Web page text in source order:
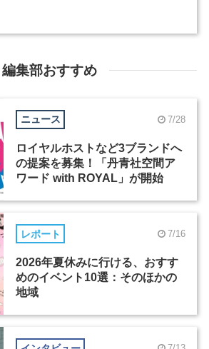
編集部おすすめ
ニュース 7/28
ロイヤルホストなど3ブランドへ
の提案を募集！「丹青社空間ア
ワード with ROYAL」が開始
レポート 7/16
2026年夏休みに行ける、おすす
めのイベント10選：そのほかの
地域